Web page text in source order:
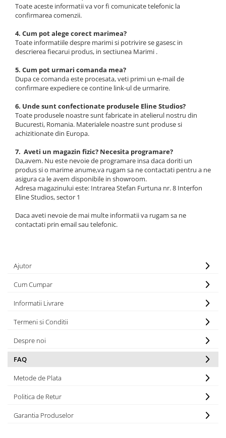
Toate aceste informatii va vor fi comunicate telefonic la
confirmarea comenzii.
4. Cum pot alege corect marimea?
Toate informatiile despre marimi si potrivire se gasesc in
descrierea fiecarui produs, in sectiunea Marimi .
5. Cum pot urmari comanda mea?
Dupa ce comanda este procesata, veti primi un e-mail de
confirmare expediere ce contine link-ul de urmarire.
6. Unde sunt confectionate produsele Eline Studios?
Toate produsele noastre sunt fabricate in atelierul nostru din
Bucuresti, Romania. Materialele noastre sunt produse si
achizitionate din Europa.
7. Aveti un magazin fizic? Necesita programare?
Da,avem. Nu este nevoie de programare insa daca doriti un
produs si o marime anume,va rugam sa ne contactati pentru a ne
asigura ca le avem disponibile in showroom.
Adresa magazinului este: Intrarea Stefan Furtuna nr. 8 Interfon
Eline Studios, sector 1
Daca aveti nevoie de mai multe informatii va rugam sa ne
contactati prin email sau telefonic.
Ajutor
Cum Cumpar
Informatii Livrare
Termeni si Conditii
Despre noi
FAQ
Metode de Plata
Politica de Retur
Garantia Produselor